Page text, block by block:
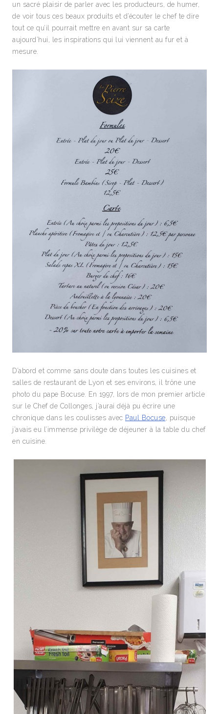
un sacré plaisir de parler avec les producteurs, de humer,
de voir tous ces beaux produits et d’écouter le chef te dire
tout ce qu’il pourrait mettre en avant sur sa carte
aujourd’hui, les inspirations qui lui viennent au fur et à
mesure.
D’abord et comme sans doute dans toutes les cuisines et
salles de restaurant de Lyon et ses environs, il trône une
photo du pape Bocuse. En 1997, lors de mon premier article
sur le Chef de Collonges, j’aurai déjà pu écrire une
chronique dans les coulisses avec Paul Bocuse, puisque
j’avais eu l’immense privilège de déjeuner à la table du chef
en cuisine.